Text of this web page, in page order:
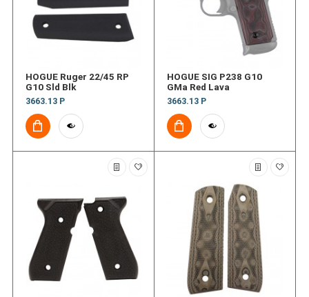
HOGUE Ruger 22/45 RP
G10 Sld Blk
3663.13 Р
HOGUE SIG P238 G10
GMa Red Lava
3663.13 Р